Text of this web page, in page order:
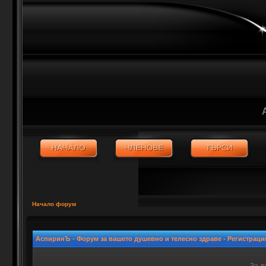
Начало форум
АспиринЪ - Форум за вашето душевно и телесно здраве -